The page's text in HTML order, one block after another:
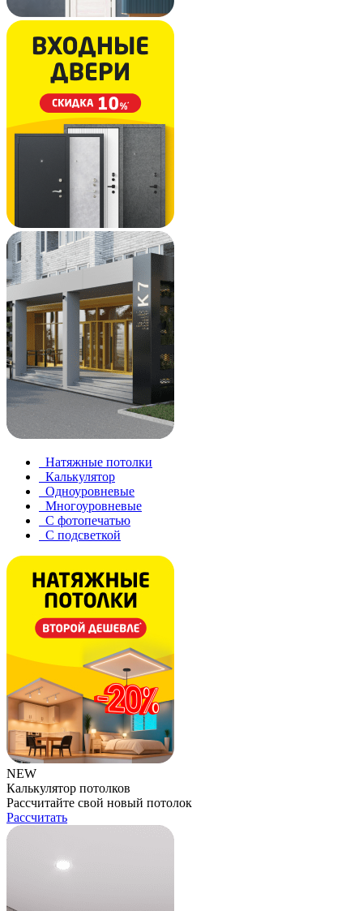
Натяжные потолки
Калькулятор
Одноуровневые
Многоуровневые
С фотопечатью
С подсветкой
NEW
Калькулятор потолков
Рассчитайте свой новый потолок
Рассчитать